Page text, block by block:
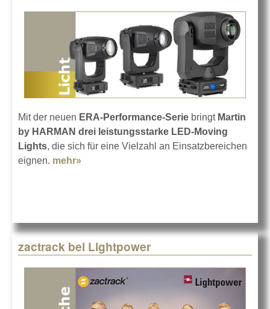
Mit der neuen ERA-Performance-Serie bringt Martin
by HARMAN drei leistungsstarke LED-Moving
Lights, die sich für eine Vielzahl an Einsatzbereichen
eignen. mehr»
zactrack bei Lightpower